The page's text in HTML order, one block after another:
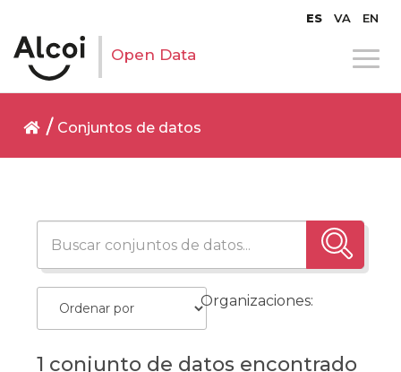
ES VA EN
Open Data
Conjuntos de datos
1 conjunto de datos encontrado
Organizaciones: